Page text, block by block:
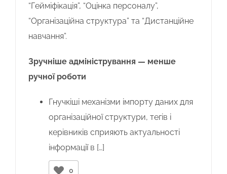
“Гейміфікація”, “Оцінка персоналу”,
“Організаційна структура” та “Дистанційне
навчання”.
Зручніше адміністрування — менше
ручної роботи
Гнучкіші механізми імпорту даних для
організаційної структури, тегів і
керівників сприяють актуальності
інформації в […]
0